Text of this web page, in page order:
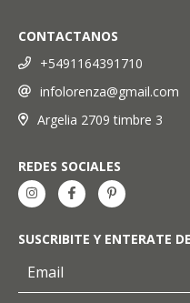
CONTACTANOS
+5491164391710
infolorenza@gmail.com
Argelia 2709 timbre 3
REDES SOCIALES
SUSCRIBITE Y ENTERATE